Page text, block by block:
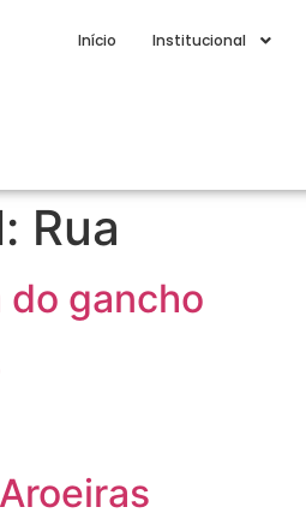
Início Institucional
Rua
do gancho